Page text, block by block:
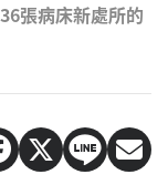
張病床新處所的